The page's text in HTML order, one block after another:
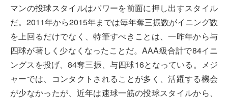
マンの投球スタイルはパワーを前面に押し出すスタイル
だ。2011年から2015年までは毎年奪三振数がイニング数
を上回るだけでなく、特筆すべきことは、一昨年から与
四球が著しく少なくなったことだ。AAA級合計で84イニ
ングスを投げ、84奪三振、与四球16となっている。メジ
ャーでは、コンタクトされることが多く、活躍する機会
が少なかったが、近年は速球一筋の投球スタイルから、